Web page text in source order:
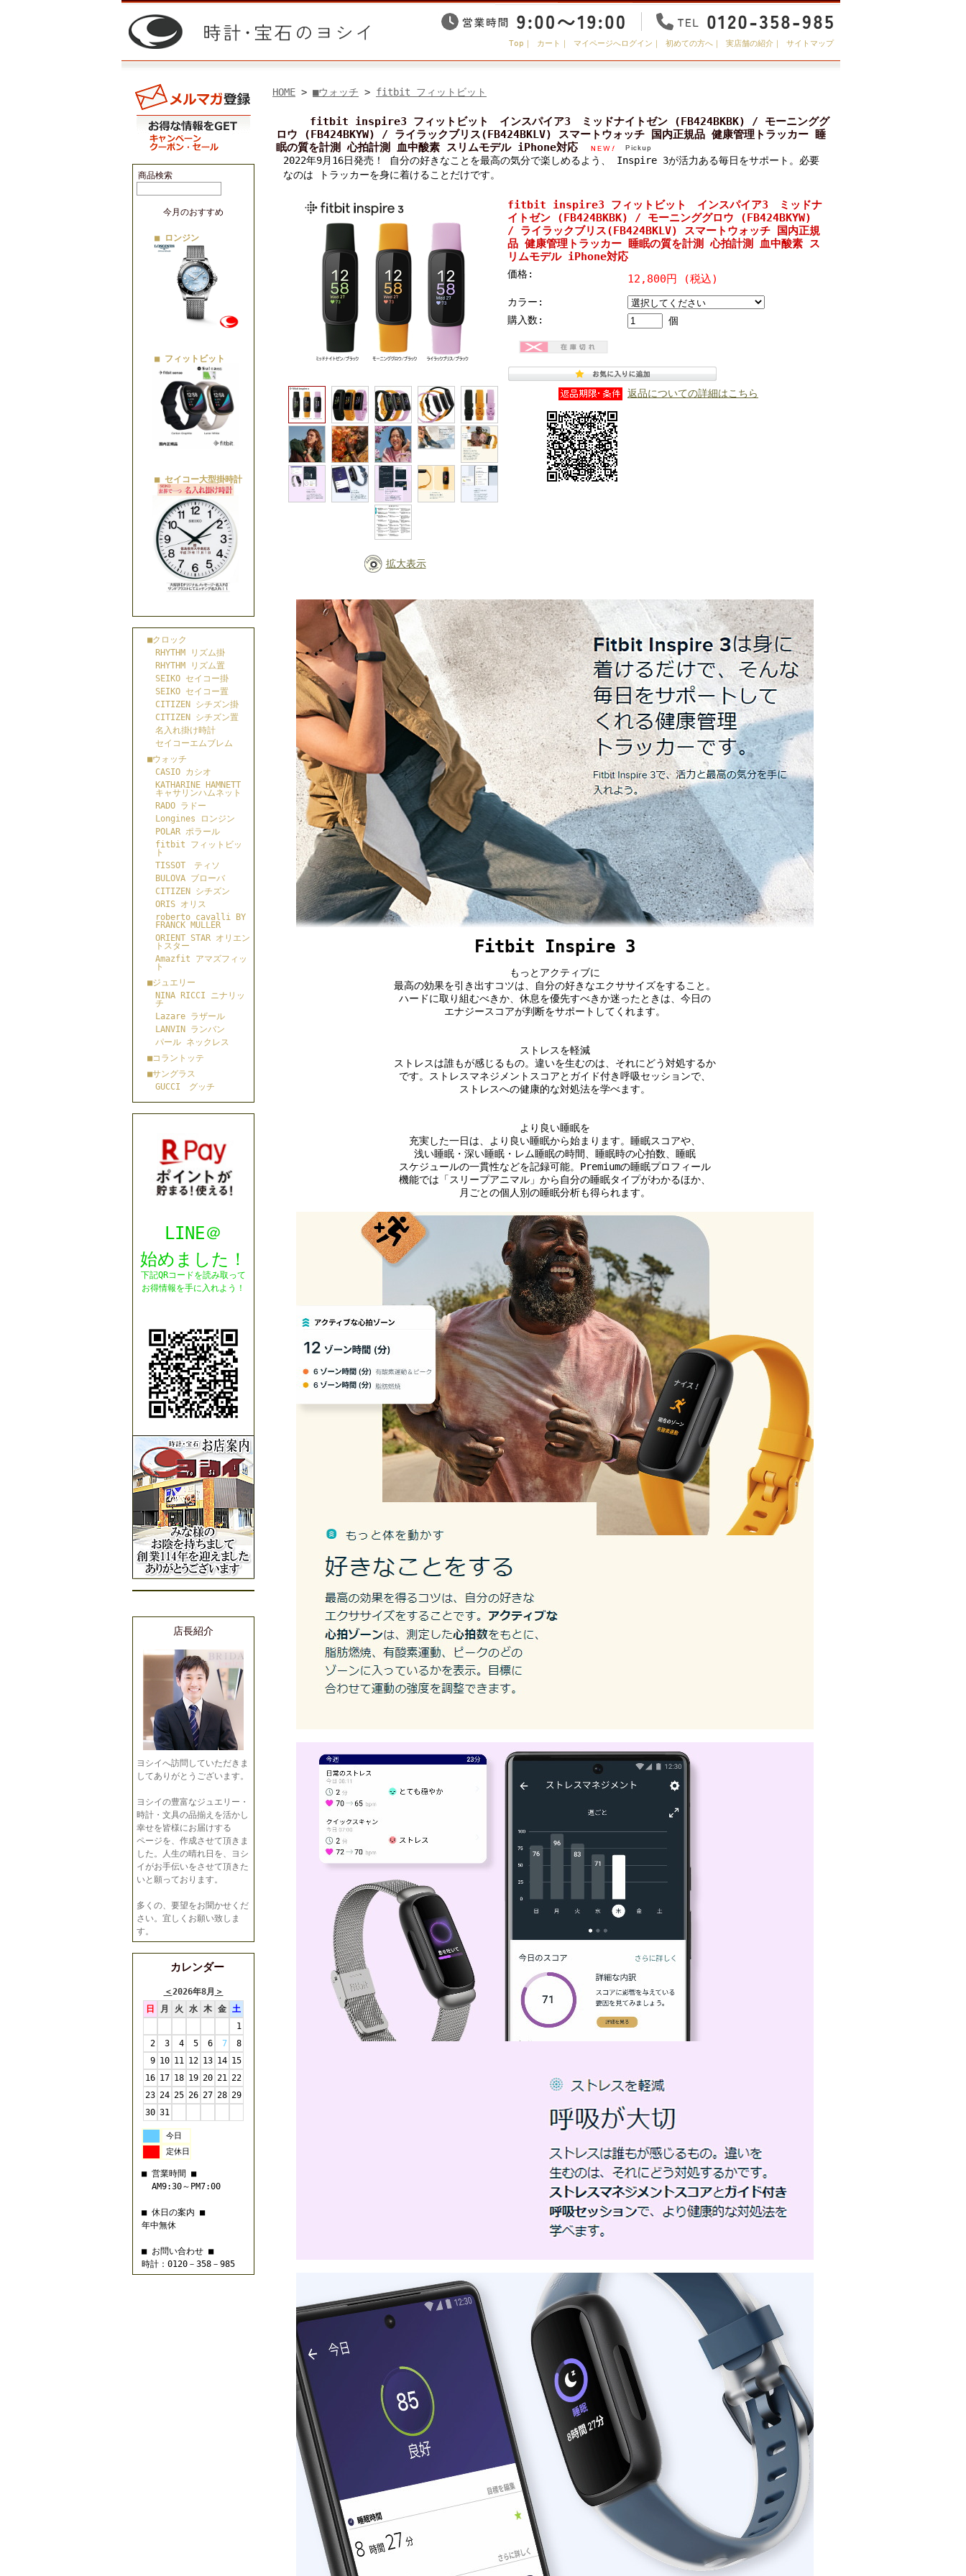
Top ｜ カート ｜ マイページへログイン ｜ 初めての方へ ｜ 実店舗の紹介 ｜ サイトマップ
商品検索
今月のおすすめ
■ ロンジン
■ フィットビット
■ セイコー大型掛時計
■クロック
RHYTHM リズム掛
RHYTHM リズム置
SEIKO セイコー掛
SEIKO セイコー置
CITIZEN シチズン掛
CITIZEN シチズン置
名入れ掛け時計
セイコーエムブレム
■ウォッチ
CASIO カシオ
KATHARINE HAMNETT
キャサリンハムネット
RADO ラドー
Longines ロンジン
POLAR ポラール
fitbit フィットビッ
ト
TISSOT ティソ
BULOVA ブローバ
CITIZEN シチズン
ORIS オリス
roberto cavalli BY
FRANCK MULLER
ORIENT STAR オリエン
トスター
Amazfit アマズフィッ
ト
■ジュエリー
NINA RICCI ニナリッ
チ
Lazare ラザール
LANVIN ランバン
パール ネックレス
■コラントッテ
■サングラス
GUCCI グッチ
LINE＠
始めました！
下記QRコードを読み取って
お得情報を手に入れよう！
店長紹介
ヨシイへ訪問していただきま
してありがとうございます。
ヨシイの豊富なジュエリー・
時計・文具の品揃えを活かし
幸せを皆様にお届けする
ページを、作成させて頂きま
した。人生の晴れ日を、ヨシ
イがお手伝いをさせて頂きた
いと願っております。
多くの、要望をお聞かせくだ
さい。宜しくお願い致しま
す。
カレンダー
＜2026年8月 ＞
日
月 火 水 木 金 土
1
2
3 4 5 6 7
8
9 10 11 12 13 14 15
16 17 18 19 20 21 22
23 24 25 26 27 28 29
30 31
今日
定休日
■ 営業時間 ■
AM9:30～PM7:00
■ 休日の案内 ■
年中無休
■ お問い合わせ ■
時計：0120－358－985
HOME > ■ウォッチ > fitbit フィットビット
fitbit inspire3 フィットビット インスパイア3 ミッドナイトゼン (FB424BKBK) / モーニンググ
ロウ (FB424BKYW) / ライラックブリス(FB424BKLV) スマートウォッチ 国内正規品 健康管理トラッカー 睡
眠の質を計測 心拍計測 血中酸素 スリムモデル iPhone対応
2022年9月16日発売！ 自分の好きなことを最高の気分で楽しめるよう、 Inspire 3が活力ある毎日をサポート。必要
なのは トラッカーを身に着けることだけです。
拡大表示
fitbit inspire3 フィットビット インスパイア3 ミッドナ
イトゼン (FB424BKBK) / モーニンググロウ (FB424BKYW)
/ ライラックブリス(FB424BKLV) スマートウォッチ 国内正規
品 健康管理トラッカー 睡眠の質を計測 心拍計測 血中酸素 ス
リムモデル iPhone対応
価格: 12,800円 (税込)
カラー:
購入数:
個
返品についての詳細はこちら
Fitbit Inspire 3
もっとアクティブに
最高の効果を引き出すコツは、自分の好きなエクササイズをすること。
ハードに取り組むべきか、休息を優先すべきか迷ったときは、今日の
エナジースコアが判断をサポートしてくれます。
ストレスを軽減
ストレスは誰もが感じるもの。違いを生むのは、それにどう対処するか
です。ストレスマネジメントスコアとガイド付き呼吸セッションで、
ストレスへの健康的な対処法を学べます。
より良い睡眠を
充実した一日は、より良い睡眠から始まります。睡眠スコアや、
浅い睡眠・深い睡眠・レム睡眠の時間、睡眠時の心拍数、睡眠
スケジュールの一貫性などを記録可能。Premiumの睡眠プロフィール
機能では「スリープアニマル」から自分の睡眠タイプがわかるほか、
月ごとの個人別の睡眠分析も得られます。